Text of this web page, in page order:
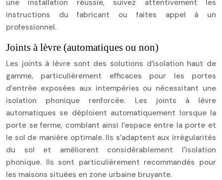
une installation réussie, suivez attentivement les
instructions du fabricant ou faites appel à un
professionnel.
Joints à lèvre (automatiques ou non)
Les joints à lèvre sont des solutions d’isolation haut de
gamme, particulièrement efficaces pour les portes
d’entrée exposées aux intempéries ou nécessitant une
isolation phonique renforcée. Les joints à lèvre
automatiques se déploient automatiquement lorsque la
porte se ferme, comblant ainsi l’espace entre la porte et
le sol de manière optimale. Ils s’adaptent aux irrégularités
du sol et améliorent considérablement l’isolation
phonique. Ils sont particulièrement recommandés pour
les maisons situées en zone urbaine bruyante.